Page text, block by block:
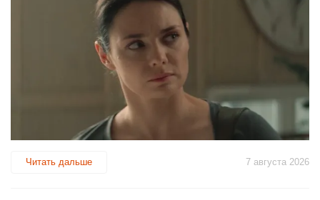
Читать дальше 7 августа 2026